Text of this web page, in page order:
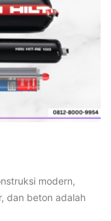
modern,
dan beton adalah